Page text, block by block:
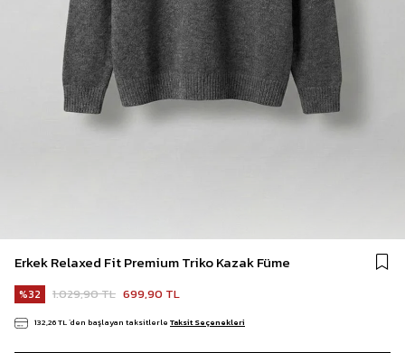
Erkek Relaxed Fit Premium Triko Kazak Füme
32 1.029,90 TL 699,90 TL
132,26 TL`den başlayan taksitlerle Taksit Seçenekleri